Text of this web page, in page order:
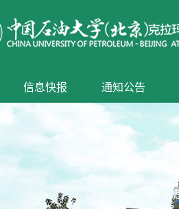
信息快报 通知公告